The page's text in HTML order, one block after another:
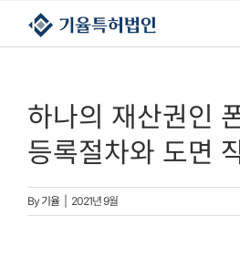
콘텐츠로
건너뛰기
하나의 재산권인
등록절차와 도면
By기율 2021년 9월